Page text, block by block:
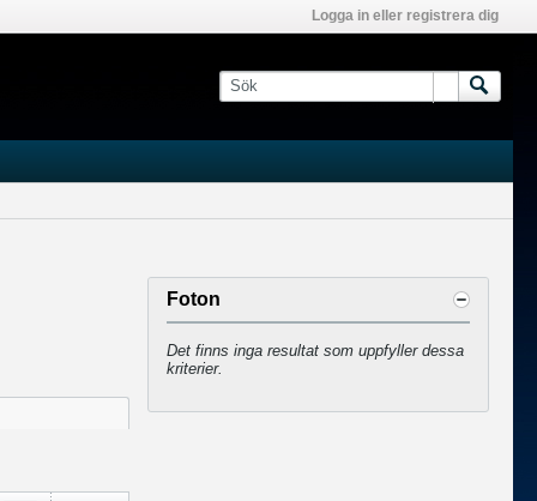
Logga in eller registrera dig
Foton
Det finns inga resultat som uppfyller dessa
kriterier.